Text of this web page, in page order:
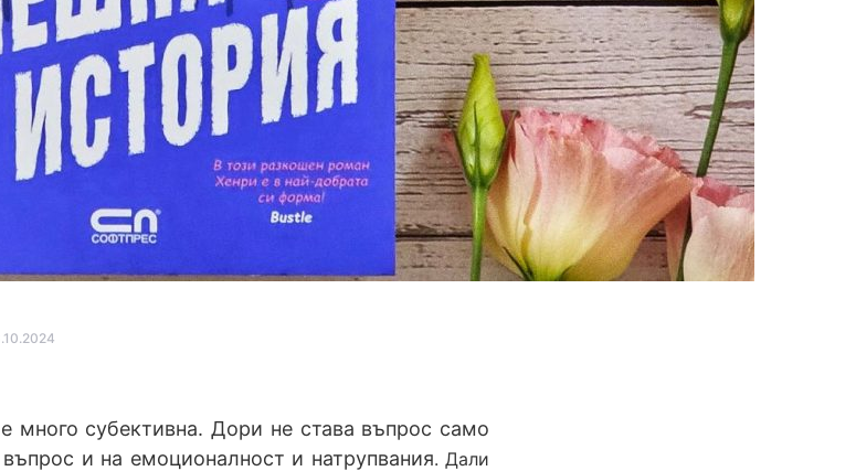
много субективна. Дори не става въпрос само
и на емоционалност и натрупвания. Дали